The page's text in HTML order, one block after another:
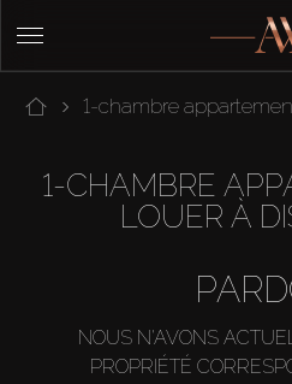
1-chambre
1-CHAMBRE
LOUER À
NOUS N'AVONS
PROPRIÉTÉ